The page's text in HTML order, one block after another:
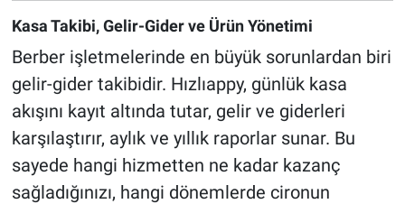
Kasa Takibi, Gelir-Gider ve Ürün Yönetimi
Berber işletmelerinde en büyük sorunlardan biri
gelir-gider takibidir. Hızlıappy, günlük kasa
akışını kayıt altında tutar, gelir ve giderleri
karşılaştırır, aylık ve yıllık raporlar sunar. Bu
sayede hangi hizmetten ne kadar kazanç
sağladığınızı, hangi dönemlerde cironun